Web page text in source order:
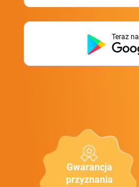
Gwarancja
przyznania
Teraz na